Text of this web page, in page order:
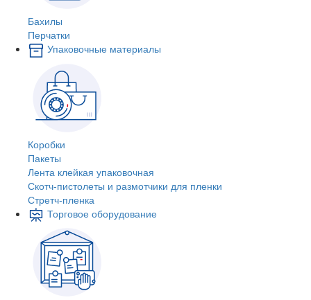
Бахилы
Перчатки
Упаковочные материалы
Коробки
Пакеты
Лента клейкая упаковочная
Скотч-пистолеты и размотчики для пленки
Стретч-пленка
Торговое оборудование